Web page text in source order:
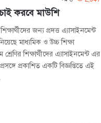
করবে মাউশি
জন্য প্রদত্ত এ্যাসাইনমেন্ট
মাধ্যমিক ও উচ্চ শিক্ষা
শিক্ষার্থীদের এ্যাসাইনমেন্ট এর
প্রকাশিত একটি বিজ্ঞপ্তিতে এই